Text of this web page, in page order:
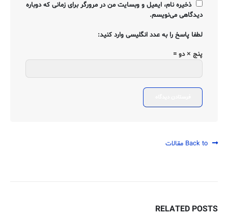
ذخیره نام، ایمیل و وبسایت من در مرورگر برای زمانی که دوباره
دیدگاهی می‌نویسم.
لطفا پاسخ را به عدد انگلیسی وارد کنید:
پنج × دو =
RELATED POSTS